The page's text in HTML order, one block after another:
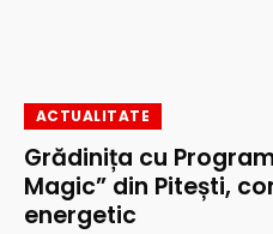
ACTUALITATE
Grădinița cu
Magic” din Pitești,
energetic